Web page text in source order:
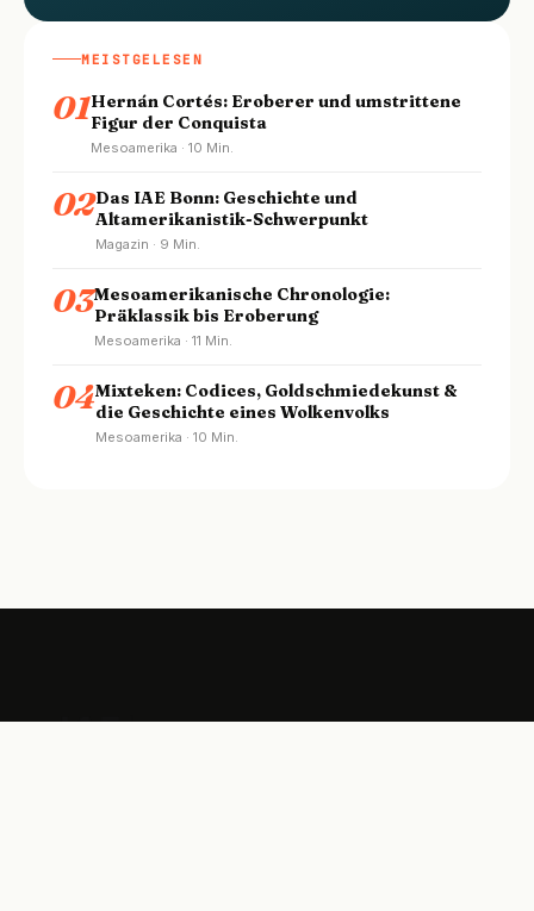
MEISTGELESEN
01Hernán Cortés: Eroberer und umstrittene
Figur der Conquista
Mesoamerika · 10 Min.
02Das IAE Bonn: Geschichte und
Altamerikanistik-Schwerpunkt
Magazin · 9 Min.
03Mesoamerikanische Chronologie:
Präklassik bis Eroberung
Mesoamerika · 11 Min.
04Mixteken: Codices, Goldschmiedekunst &
die Geschichte eines Wolkenvolks
Mesoamerika · 10 Min.